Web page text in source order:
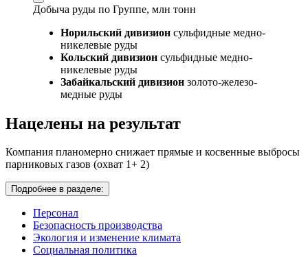
Добыча руды по Группе, млн тонн
Норильский дивизион сульфидные медно-
никелевые руды
Кольский дивизион сульфидные медно-
никелевые руды
Забайкальский дивизион золото-железо-
медные руды
Нацелены на результат
Компания планомерно снижает прямые и косвенные выбросы
парниковых газов (охват 1+ 2)
Подробнее в разделе:
Персонал
Безопасность производства
Экология и изменение климата
Социальная политика